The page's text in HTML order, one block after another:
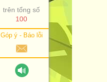
trên tổng số
100
Góp ý - Báo lỗi